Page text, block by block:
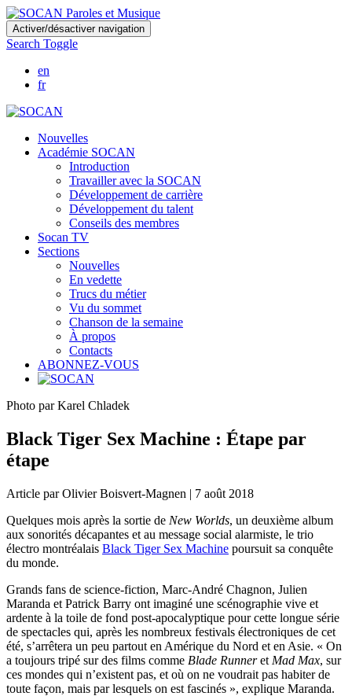
Skip
to
main
content
Activer/désactiver navigation
Search Toggle
en
fr
Nouvelles
Académie SOCAN
Introduction
Travailler avec la SOCAN
Développement de carrière
Développement du talent
Conseils des membres
Socan TV
Sections
Nouvelles
En vedette
Trucs du métier
Vu du sommet
Chanson de la semaine
À propos
Contacts
ABONNEZ-VOUS
Photo par Karel Chladek
Black Tiger Sex Machine : Étape par
étape
Article par Olivier Boisvert-Magnen | 7 août 2018
Quelques mois après la sortie de New Worlds, un deuxième album
aux sonorités décapantes et au message social alarmiste, le trio
électro montréalais Black Tiger Sex Machine poursuit sa conquête
du monde.
Grands fans de science-fiction, Marc-André Chagnon, Julien
Maranda et Patrick Barry ont imaginé une scénographie vive et
ardente à la toile de fond post-apocalyptique pour cette longue série
de spectacles qui, après les nombreux festivals électroniques de cet
été, s’arrêtera un peu partout en Amérique du Nord et en Asie. « On
a toujours tripé sur des films comme Blade Runneret Mad Max, sur
ces mondes qui n’existent pas, et où on ne voudrait pas habiter de
toute façon, mais par lesquels on est fascinés », explique Maranda.